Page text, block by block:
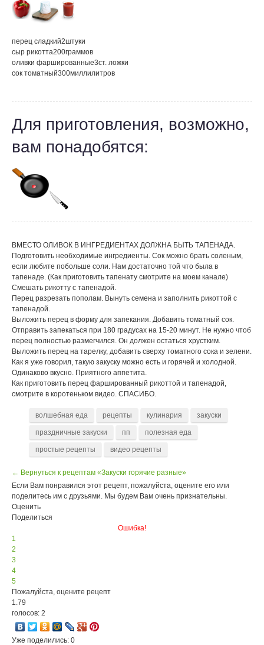
перец сладкий2штуки
сыр рикотта200граммов
оливки фаршированные3ст. ложки
сок томатный300миллилитров
Для приготовления, возможно,
вам понадобятся:
ВМЕСТО ОЛИВОК В ИНГРЕДИЕНТАХ ДОЛЖНА БЫТЬ ТАПЕНАДА.
Подготовить необходимые ингредиенты. Сок можно брать соленым,
если любите побольше соли. Нам достаточно той что была в
тапенаде. (Как приготовить тапенату смотрите на моем канале)
Смешать рикотту с тапенадой.
Перец разрезать пополам. Вынуть семена и заполнить рикоттой с
тапенадой.
Выложить перец в форму для запекания. Добавить томатный сок.
Отправить запекаться при 180 градусах на 15-20 минут. Не нужно чтоб
перец полностью размегчился. Он должен остаться хрустким.
Выложить перец на тарелку, добавить сверху томатного сока и зелени.
Как я уже говорил, такую закуску можно есть и горячей и холодной.
Одинаково вкусно. Приятного аппетита.
Как приготовить перец фаршированный рикоттой и тапенадой,
смотрите в коротеньком видео. СПАСИБО.
волшебная еда рецепты кулинария закуски
праздничные закуски пп полезная еда
простые рецепты видео рецепты
← Вернуться к рецептам «Закуски горячие разные»
Если Вам понравился этот рецепт, пожалуйста, оцените его или
поделитесь им с друзьями. Мы будем Вам очень признательны.
Оценить
Поделиться
Ошибка!
1
2
3
4
5
Пожалуйста, оцените рецепт
1.79
голосов: 2
Уже поделились: 0